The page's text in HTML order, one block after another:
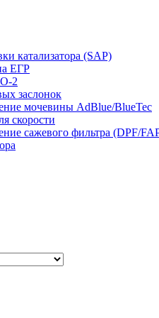
катализатора (SAP)
ЕГР
2
заслонок
мочевины AdBlue/BlueTec
скорости
сажевого фильтра (DPF/